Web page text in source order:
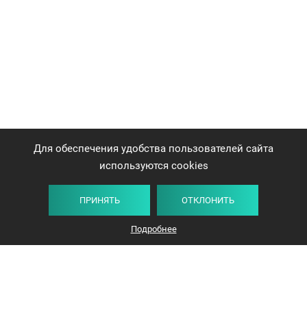
Для обеспечения удобства пользователей сайта
используются cookies
ПРИНЯТЬ ОТКЛОНИТЬ
Подробнее